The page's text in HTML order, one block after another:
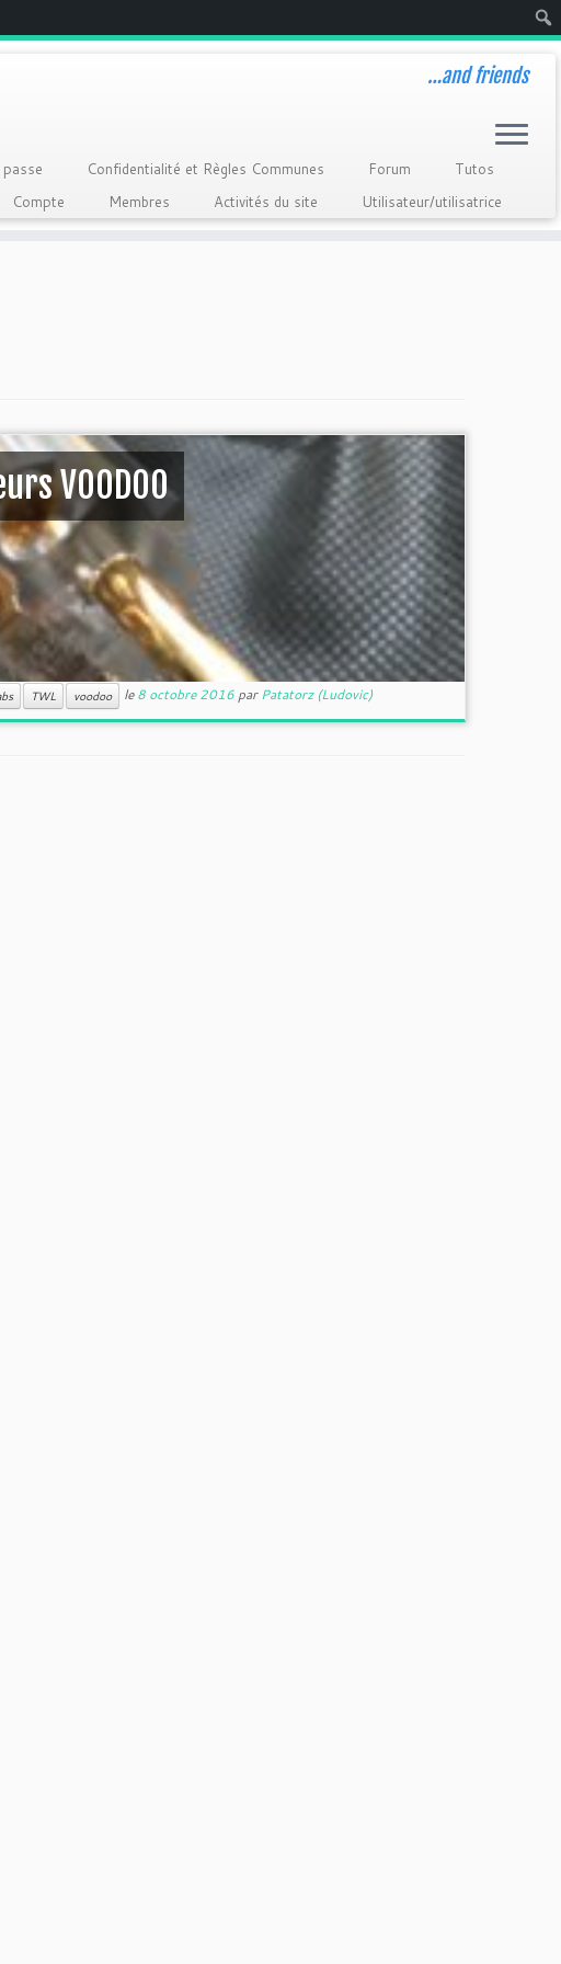
…and friends
Confidentialité et Règles Communes Forum
Tutos
Compte Membres Activités du site Utilisateur/utilisatrice
VOODOO
TWL voodoo le8 octobre 2016 parPatatorz (Ludovic)